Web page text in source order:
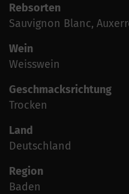
Rebsorten
Sauvignon Blanc,
Wein
Weisswein
Geschmacksrichtung
Trocken
Land
Deutschland
Region
Baden